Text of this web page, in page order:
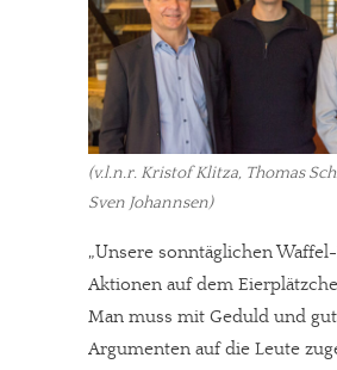
(v.l.n.r. Kristof Klitza, Thomas
Sven Johannsen)
„Unsere sonntäglichen
Aktionen auf dem
Man muss mit Geduld und
Argumenten auf die Leute